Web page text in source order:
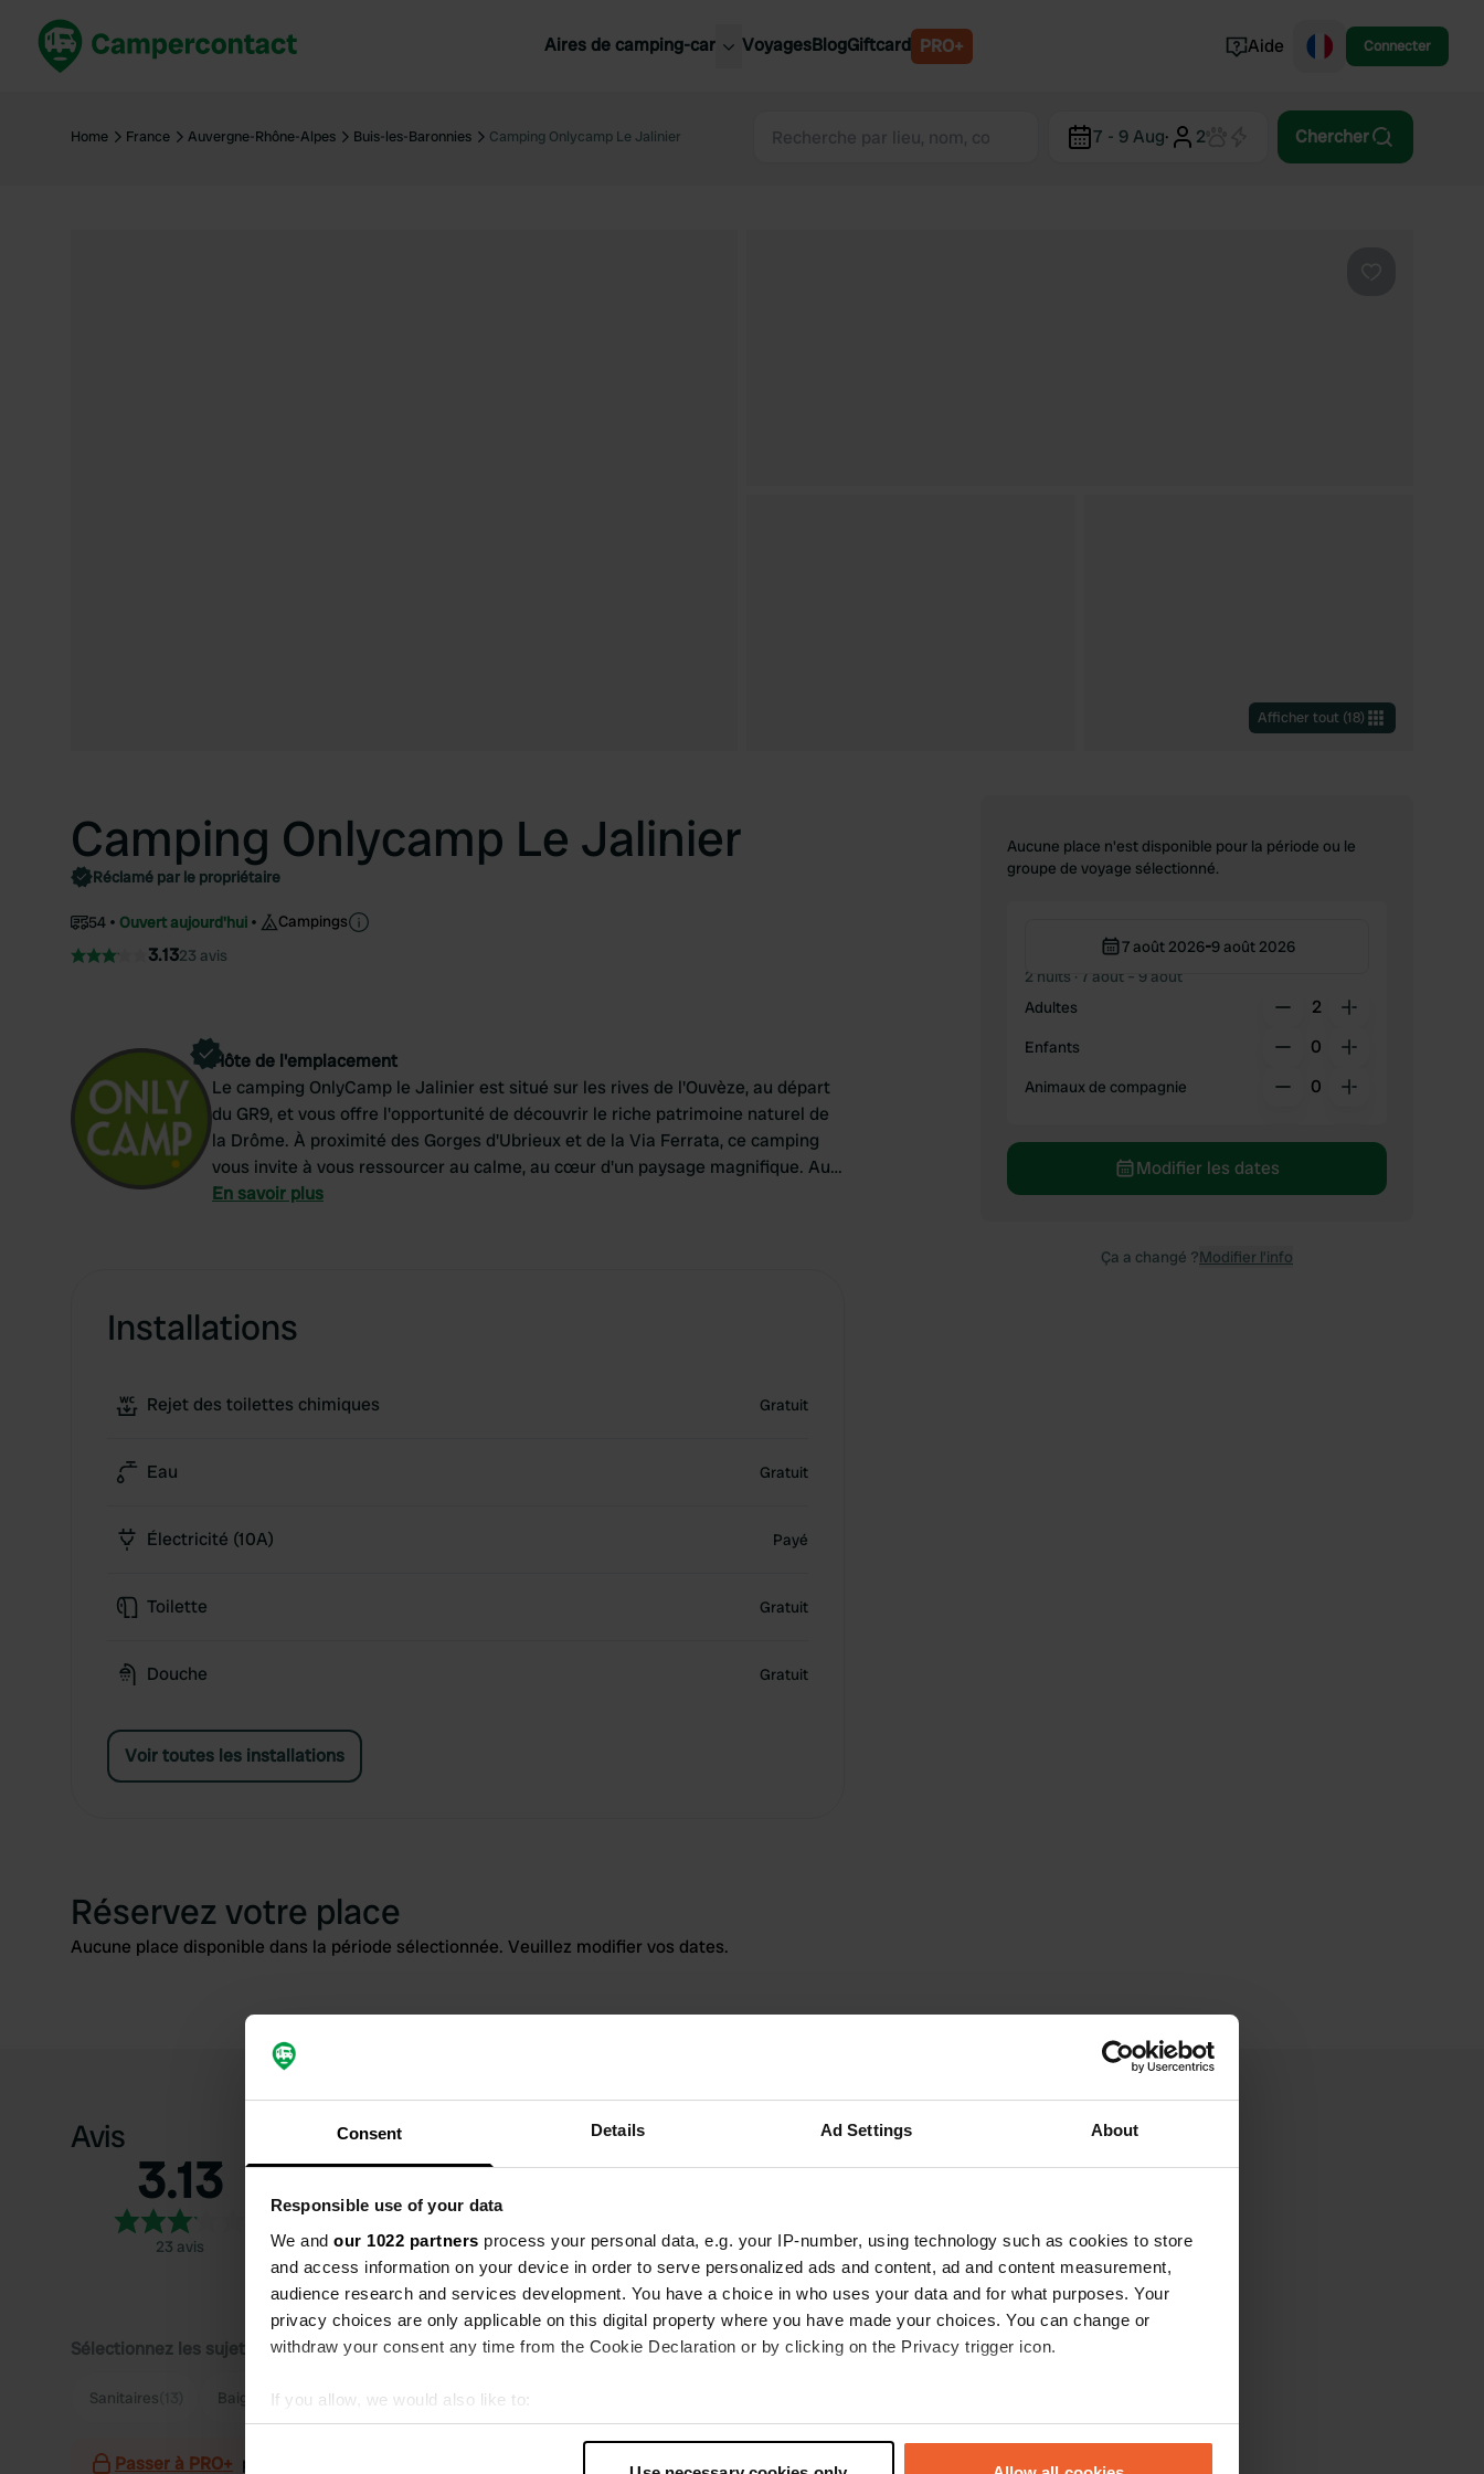
Consent Details Ad Settings About
Responsible use of your data
We and our 1022 partners process your personal data, e.g. your IP-number, using technology such as cookies to store
and access information on your device in order to serve personalized ads and content, ad and content measurement,
audience research and services development. You have a choice in who uses your data and for what purposes. Your
privacy choices are only applicable on this digital property where you have made your choices. You can change or
withdraw your consent any time from the Cookie Declaration or by clicking on the Privacy trigger icon.
If you allow, we would also like to:
Collect information about your geographical location which can be accurate to within several meters
Aires de camping-car
France
France
Slovénie
VoyagesBlogGiftcard PRO+ Aide Connecter
Home France Auvergne-Rhône-Alpes Buis-les-Baronnies Camping Onlycamp Le Jalinier 7 - 9 Aug· 2 Chercher
Afficher tout (18)
Camping Onlycamp Le Jalinier
Réclamé par le propriétaire
54 Ouvert aujourd'hui Campings
3.1323 avis
Hôte de l'emplacement
Le camping OnlyCamp le Jalinier est situé sur les rives de l'Ouvèze, au départ
du GR9, et vous offre l'opportunité de découvrir le riche patrimoine naturel de
la Drôme. À proximité des Gorges d'Ubrieux et de la Via Ferrata, ce camping
vous invite à vous ressourcer au calme, au cœur d'un paysage magnifique. Au
pied du rocher de Saint-Julien, de nombreux sentiers de randonnée sont
En savoir plus
Installations
Rejet des toilettes chimiques Gratuit
Eau Gratuit
Électricité (10A) Payé
Toilette Gratuit
Douche Gratuit
Voir toutes les installations
Aucune place n'est disponible pour la période ou le
groupe de voyage sélectionné.
7 août 2026-9 août 2026
2 nuits · 7 août – 9 août
Adultes
2
Enfants 0
Animaux de compagnie 0
Modifier les dates
Ça a changé ?Modifier l’info
Réservez votre place
Aucune place disponible dans la période sélectionnée. Veuillez modifier vos dates.
Avis
3.13
23 avis
5
2
1
Sélectionnez les sujets pour lire les critiques :
Sanitaires Baignade (9) Village(9) Hygiène(6)
Passer à PRO+ pour l'utilisation des filtres sur les avis